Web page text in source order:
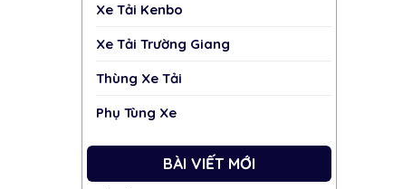
Xe Tải Kenbo
Xe Tải Trường Giang
Thùng Xe Tải
Phụ Tùng Xe
BÀI VIẾT MỚI